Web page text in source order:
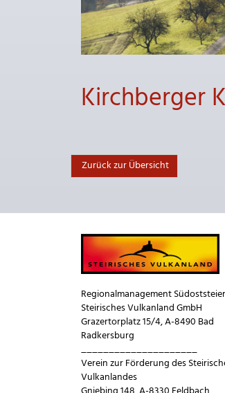
Kirchberger
Zurück zur Übersicht
Regionalmanagement
Steirisches Vulkanland GmbH
Grazertorplatz 15/4, A-8490 Bad
Radkersburg
_____________________
Verein zur Förderung des
Vulkanlandes